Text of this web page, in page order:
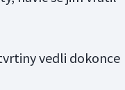
vedli dokonce